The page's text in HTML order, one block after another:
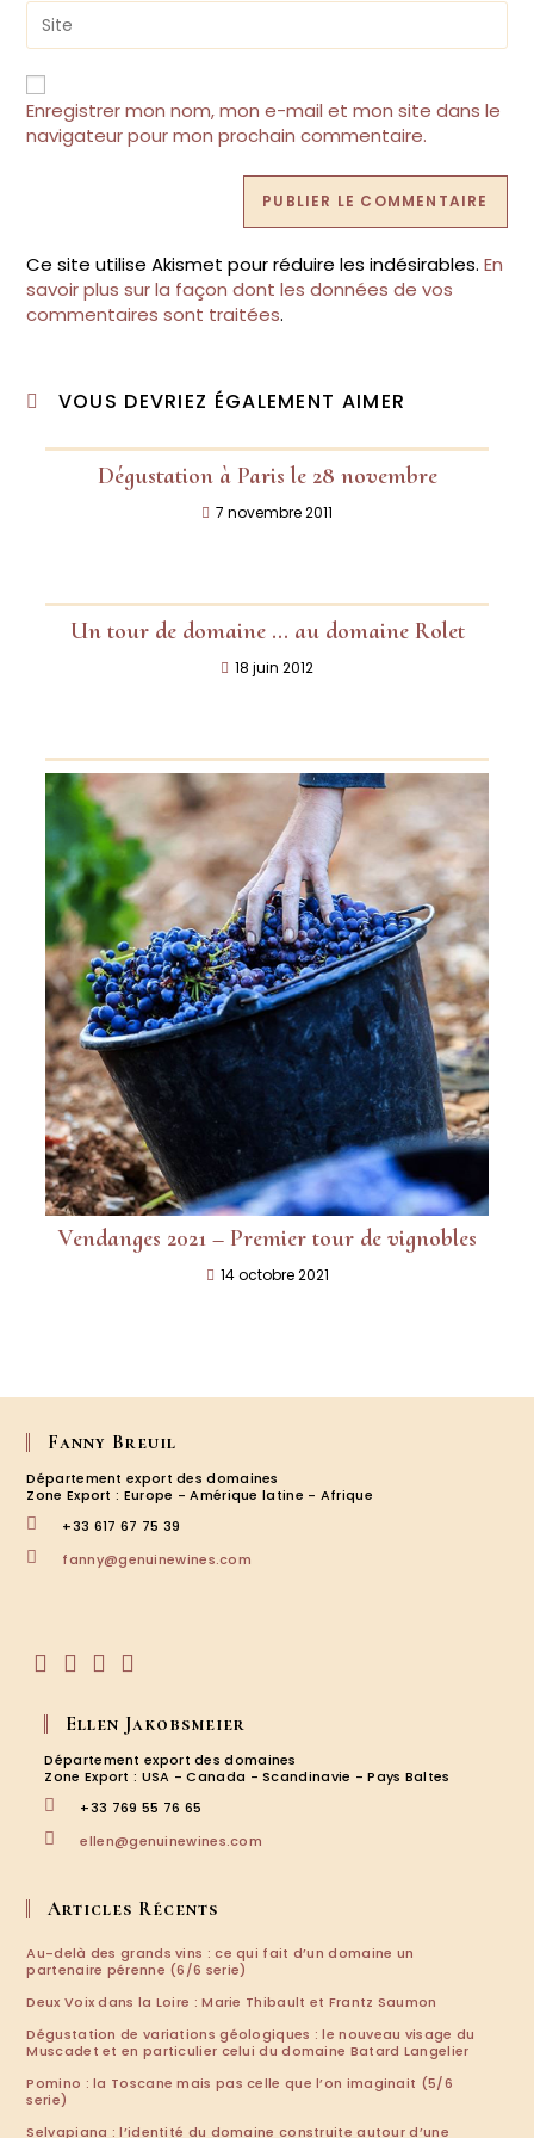
address
to
comment
Saisir
l’URL
de
votre
site
(facultatif)
Enregistrer mon nom, mon e-mail et mon site dans le
navigateur pour mon prochain commentaire.
Ce site utilise Akismet pour réduire les indésirables.En
savoir plus sur la façon dont les données de vos
commentaires sont traitées.
VOUS DEVRIEZ ÉGALEMENT AIMER
Dégustation à Paris le 28 novembre
7 novembre 2011
Un tour de domaine … au domaine Rolet
18 juin 2012
Vendanges 2021 – Premier tour de vignobles
14 octobre 2021
Fanny Breuil
Département export des domaines
Zone Export : Europe - Amérique latine - Afrique
+33 617 67 75 39
fanny@genuinewines.com
dans
un
nouvel
onglet
un
nouvel
onglet
un
nouvel
onglet
un
nouvel
onglet
Ellen Jakobsmeier
Département export des domaines
Zone Export : USA - Canada - Scandinavie - Pays Baltes
+33 769 55 76 65
ellen@genuinewines.com
Articles Récents
Au-delà des grands vins : ce qui fait d’un domaine un
partenaire pérenne (6/6 serie)
Deux Voix dans la Loire : Marie Thibault et Frantz Saumon
Dégustation de variations géologiques : le nouveau visage du
Muscadet et en particulier celui du domaine Batard Langelier
Pomino : la Toscane mais pas celle que l’on imaginait (5/6
serie)
Selvapiana : l’identité du domaine construite autour d’une